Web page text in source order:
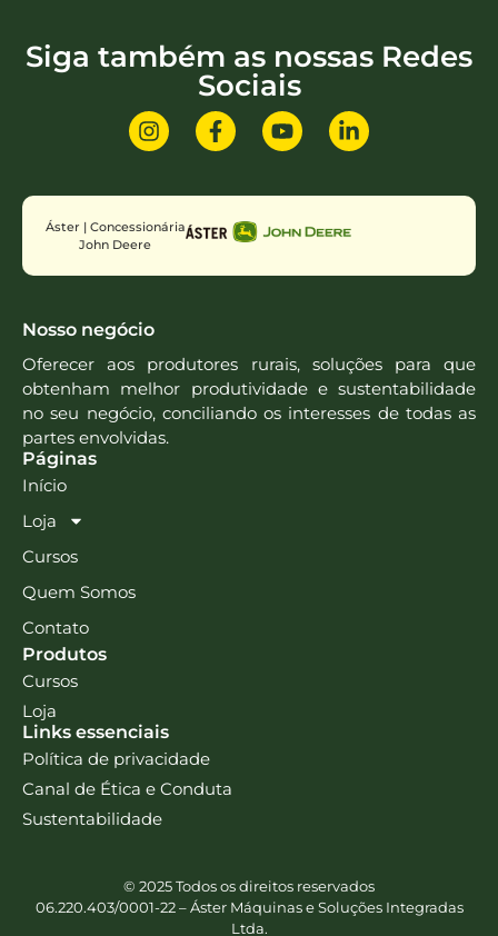
Siga também as nossas Redes
Sociais
Áster | Concessionária
John Deere
Nosso negócio
Oferecer aos produtores rurais, soluções para que
obtenham melhor produtividade e sustentabilidade
no seu negócio, conciliando os interesses de todas as
partes envolvidas.
Páginas
Início
Loja
Cursos
Quem Somos
Contato
Produtos
Cursos
Loja
Links essenciais
Política de privacidade
Canal de Ética e Conduta
Sustentabilidade
© 2025 Todos os direitos reservados
06.220.403/0001-22 – Áster Máquinas e Soluções Integradas
Ltda.